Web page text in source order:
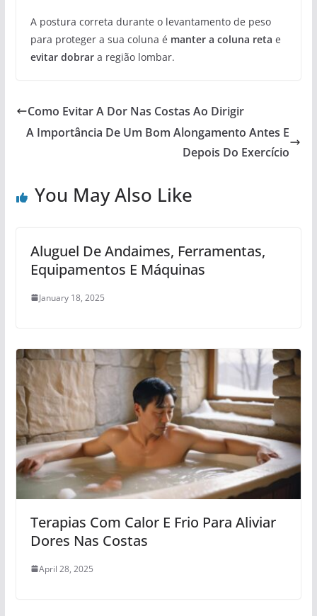
A postura correta durante o levantamento de peso
para proteger a sua coluna é manter a coluna reta e
evitar dobrara região lombar.
Como Evitar A Dor Nas Costas Ao Dirigir
A Importância De Um Bom Alongamento Antes E
Depois Do Exercício
You May Also Like
Aluguel De Andaimes, Ferramentas,
Equipamentos E Máquinas
January 18, 2025
Terapias Com Calor E Frio Para Aliviar
Dores Nas Costas
April 28, 2025